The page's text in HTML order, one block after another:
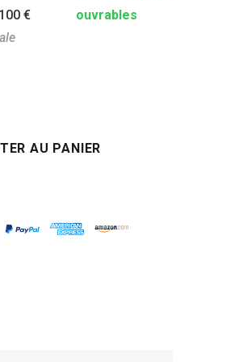
€
ouvrables
AU PANIER